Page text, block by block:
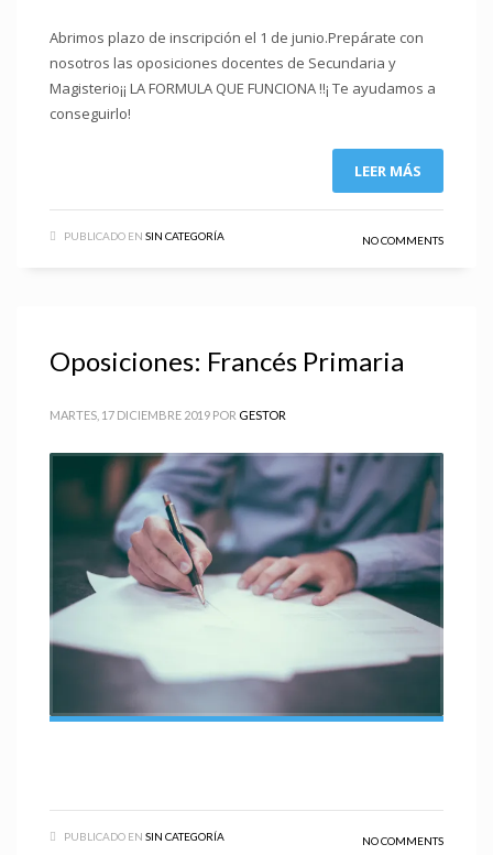
Abrimos plazo de inscripción el 1 de junio.Prepárate con
nosotros las oposiciones docentes de Secundaria y
Magisterio¡¡ LA FORMULA QUE FUNCIONA !!¡ Te ayudamos a
conseguirlo!
LEER MÁS
PUBLICADO EN SIN CATEGORÍA NO COMMENTS
Oposiciones: Francés Primaria
MARTES, 17 DICIEMBRE 2019 POR GESTOR
PUBLICADO EN SIN CATEGORÍA NO COMMENTS